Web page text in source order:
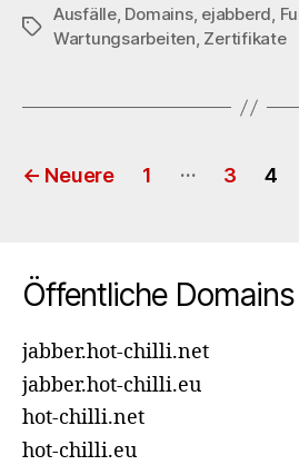
Schlagwörter
Ausfälle, Domains, ejabberd,
Wartungsarbeiten, Zertifikate
Seitennummerierung
← Neuere 1 … 3 4
Öffentliche Domains
jabber.hot-chilli.net
jabber.hot-chilli.eu
hot-chilli.net
hot-chilli.eu